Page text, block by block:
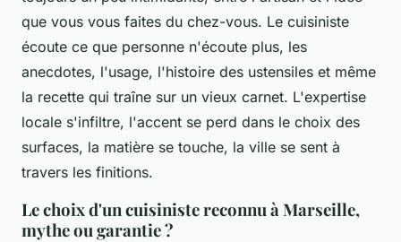
que vous vous faites du chez-vous. Le cuisiniste
écoute ce que personne n'écoute plus, les
anecdotes, l'usage, l'histoire des ustensiles et même
la recette qui traîne sur un vieux carnet. L'expertise
locale s'infiltre, l'accent se perd dans le choix des
surfaces, la matière se touche, la ville se sent à
travers les finitions.
Le choix d'un cuisiniste reconnu à Marseille,
mythe ou garantie ?